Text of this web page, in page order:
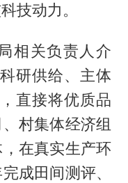
技动力。
相关负责人介
研供给、主体
直接将优质品
村集体经济组
在真实生产环
成田间测评、